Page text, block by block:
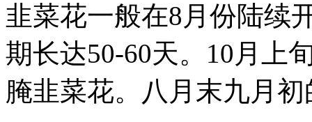
韭菜花一般在8月份陆续
期长达50-60天。10月上
腌韭菜花。八月末九月